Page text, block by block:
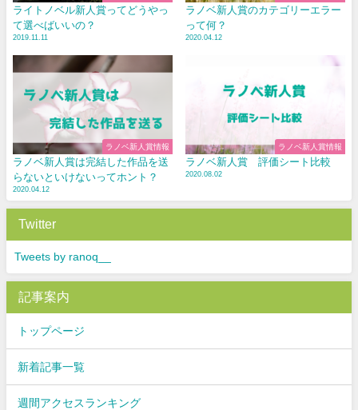
ライトノベル新人賞ってどうやっ
て選べばいいの？
2019.11.11
ラノベ新人賞のカテゴリーエラー
って何？
2020.04.12
ラノベ新人賞情報
ラノベ新人賞は完結した作品を送
らないといけないってホント？
2020.04.12
ラノベ新人賞情報
ラノベ新人賞 評価シート比較
2020.08.02
Twitter
Tweets by ranoq__
記事案内
トップページ
新着記事一覧
週間アクセスランキング